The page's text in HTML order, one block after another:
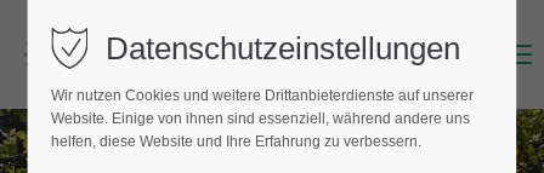
Login
Benutzername (E-Mailadresse)
Menu
Datenschutzeinstellungen
Wir nutzen Cookies und weitere Drittanbieterdienste auf unserer
Website. Einige von ihnen sind essenziell, während andere uns
helfen, diese Website und Ihre Erfahrung zu verbessern.